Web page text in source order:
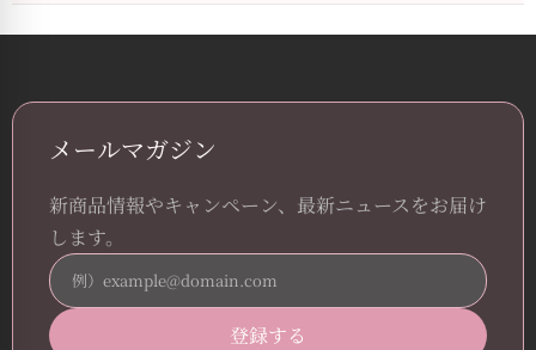
メールマガジン
新商品情報やキャンペーン、最新ニュースをお届け
します。